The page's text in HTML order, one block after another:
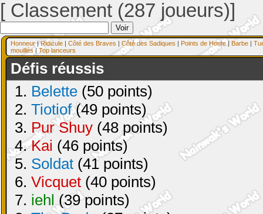
[ Classement (287 joueurs)]
Honneur|Ridicule | Côté des Braves | Côté des Sadiques | Points de Honte| Barbe |
mouillés| Top lanceurs
Défis réussis
1. Belette (50 points)
2. Tiotiof(49 points)
3. Pur Shuy (48 points)
4.Kai (46 points)
5. Soldat (41 points)
6. Vicquet (40 points)
7. iehl(39 points)